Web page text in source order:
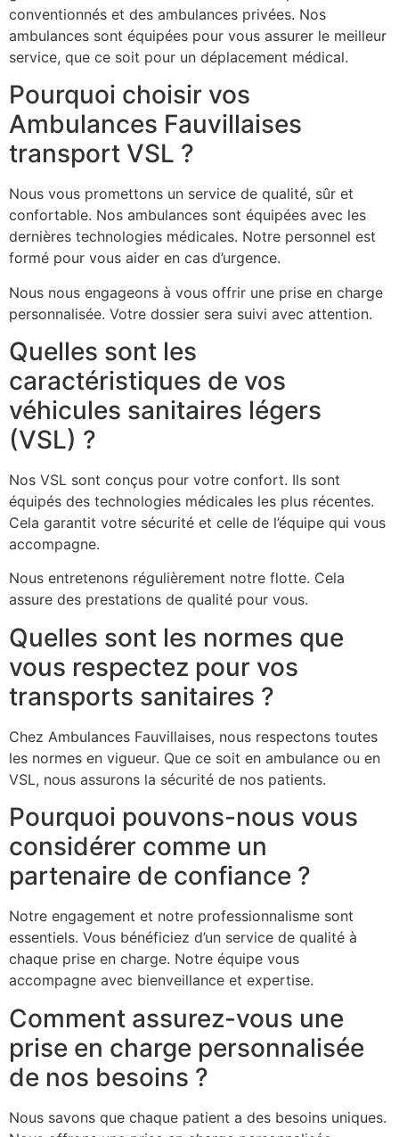
conventionnés et des ambulances privées. Nos
ambulances sont équipées pour vous assurer le meilleur
service, que ce soit pour un déplacement médical.
Pourquoi choisir vos
Ambulances Fauvillaises
transport VSL ?
Nous vous promettons un service de qualité, sûr et
confortable. Nos ambulances sont équipées avec les
dernières technologies médicales. Notre personnel est
formé pour vous aider en cas d’urgence.
Nous nous engageons à vous offrir une prise en charge
personnalisée. Votre dossier sera suivi avec attention.
Quelles sont les
caractéristiques de vos
véhicules sanitaires légers
(VSL) ?
Nos VSL sont conçus pour votre confort. Ils sont
équipés des technologies médicales les plus récentes.
Cela garantit votre sécurité et celle de l’équipe qui vous
accompagne.
Nous entretenons régulièrement notre flotte. Cela
assure des prestations de qualité pour vous.
Quelles sont les normes que
vous respectez pour vos
transports sanitaires ?
Chez Ambulances Fauvillaises, nous respectons toutes
les normes en vigueur. Que ce soit en ambulance ou en
VSL, nous assurons la sécurité de nos patients.
Pourquoi pouvons-nous vous
considérer comme un
partenaire de confiance ?
Notre engagement et notre professionnalisme sont
essentiels. Vous bénéficiez d’un service de qualité à
chaque prise en charge. Notre équipe vous
accompagne avec bienveillance et expertise.
Comment assurez-vous une
prise en charge personnalisée
de nos besoins ?
Nous savons que chaque patient a des besoins uniques.